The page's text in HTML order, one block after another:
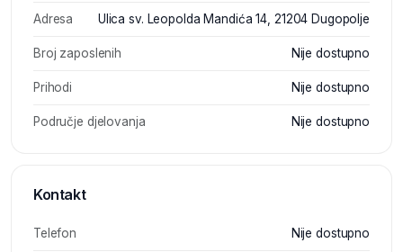
Adresa Ulica sv. Leopolda Mandića 14, 21204 Dugopolje
Broj zaposlenih Nije dostupno
Prihodi Nije dostupno
Područje djelovanja Nije dostupno
Kontakt
Telefon Nije dostupno